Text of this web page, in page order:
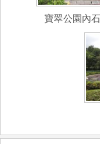
寶翠公園內